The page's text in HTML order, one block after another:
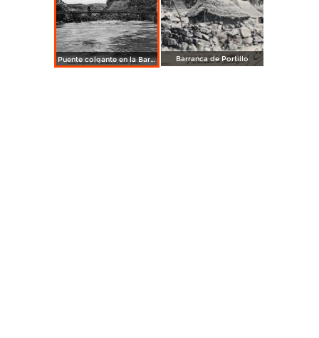
Puente colgante en la Barranca de Portillo Barranca de Portillo